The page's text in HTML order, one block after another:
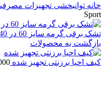
خانه توانبخشی تجهیزات مصرفی
Sport
تشک برقی گرمه سایز 60 در 40
بازگشت به محصولات
کیف احیا برزنتی تجهیز شده